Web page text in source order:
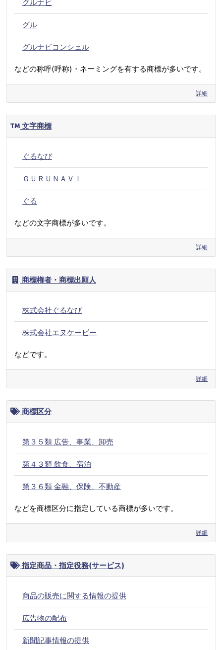
グルナビ
グル
グルナビコンシェル
などの称呼(呼称)・ネーミングを有する商標が多いです。
詳細
文字商標
ぐるなび
ＧＵＲＵＮＡＶＩ
ぐる
などの文字商標が多いです。
詳細
商標権者・商標出願人
株式会社ぐるなび
株式会社エヌケービー
などです。
詳細
商標区分
第３５類 広告、事業、卸売
第４３類 飲食、宿泊
第３６類 金融、保険、不動産
などを商標区分に指定している商標が多いです。
詳細
指定商品・指定役務(サービス)
商品の販売に関する情報の提供
広告物の配布
新聞記事情報の提供